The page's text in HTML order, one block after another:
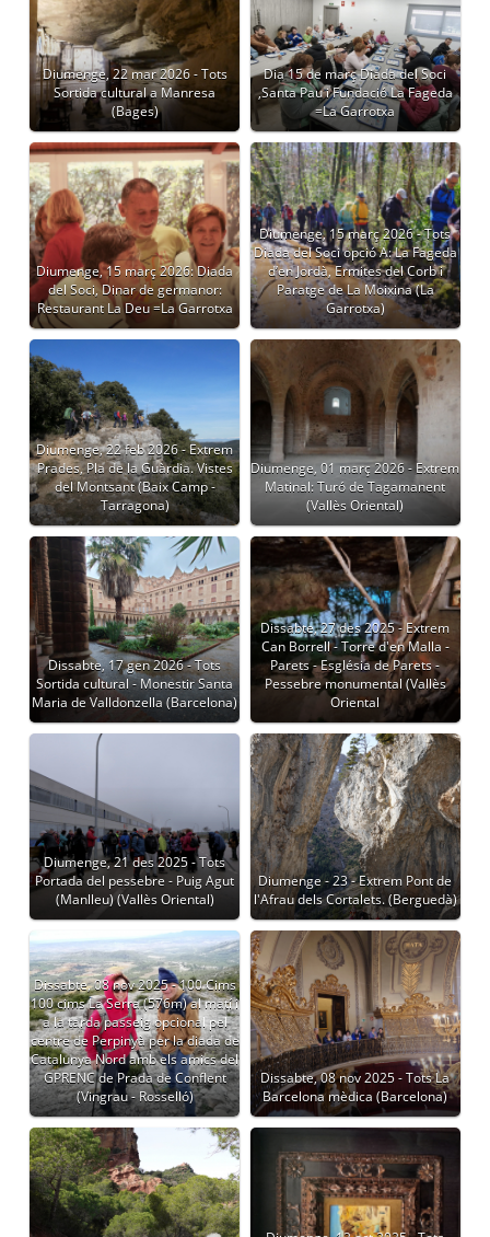
Diumenge, 22 mar 2026 - Tots
Sortida cultural a Manresa
(Bages)
Dia 15 de març Diada del Soci
,Santa Pau i Fundació La Fageda
=La Garrotxa
Diumenge, 15 març 2026: Diada
del Soci, Dinar de germanor:
Restaurant La Deu =La Garrotxa
Diumenge, 15 març 2026 - Tots
Diada del Soci opció A: La Fageda
d’en Jordà, Ermites del Corb i
Paratge de La Moixina (La
Garrotxa)
Diumenge, 22 feb 2026 - Extrem
Prades, Pla de la Guàrdia. Vistes
del Montsant (Baix Camp -
Tarragona)
Diumenge, 01 març 2026 - Extrem
Matinal: Turó de Tagamanent
(Vallès Oriental)
Dissabte, 17 gen 2026 - Tots
Sortida cultural - Monestir Santa
Maria de Valldonzella (Barcelona)
Dissabte, 27 des 2025 - Extrem
Can Borrell - Torre d'en Malla -
Parets - Església de Parets -
Pessebre monumental (Vallès
Oriental
Diumenge, 21 des 2025 - Tots
Portada del pessebre - Puig Agut
(Manlleu) (Vallès Oriental)
Diumenge - 23 - Extrem Pont de
l'Afrau dels Cortalets. (Berguedà)
Dissabte, 08 nov 2025 - 100 Cims
100 cims La Serra (576m) al matí i
a la tarda passeig opcional pel
centre de Perpinyà per la diada de
Catalunya Nord amb els amics del
GPRENC de Prada de Conflent
(Vingrau - Rosselló)
Dissabte, 08 nov 2025 - Tots La
Barcelona mèdica (Barcelona)